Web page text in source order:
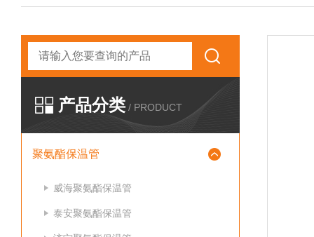
产品分类 / PRODUCT
聚氨酯保温管
威海聚氨酯保温管
泰安聚氨酯保温管